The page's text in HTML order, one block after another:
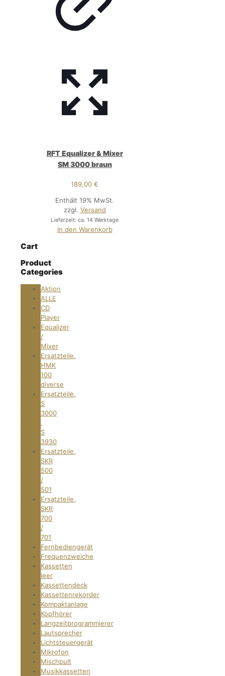
RFT Equalizer & Mixer
SM 3000 braun
189,00€
Enthält 19% MwSt.
zzgl. Versand
Lieferzeit: ca. 14 Werktage
In den Warenkorb
Cart
Product
Categories
Aktion
ALLE
CD
Player
Equalizer
/
Mixer
Ersatzteile,
HMK
100
diverse
Ersatzteile,
S
3000
,
S
3930
Ersatzteile,
SKR
500
/
501
Ersatzteile,
SKR
700
/
701
Fernbediengerät
Frequenzweiche
Kassetten
leer
Kassettendeck
Kassettenrekorder
Kompaktanlage
Kopfhörer
Langzeitprogrammierer
Lautsprecher
Lichtsteuergerät
Mikrofon
Mischpult
Musikkassetten